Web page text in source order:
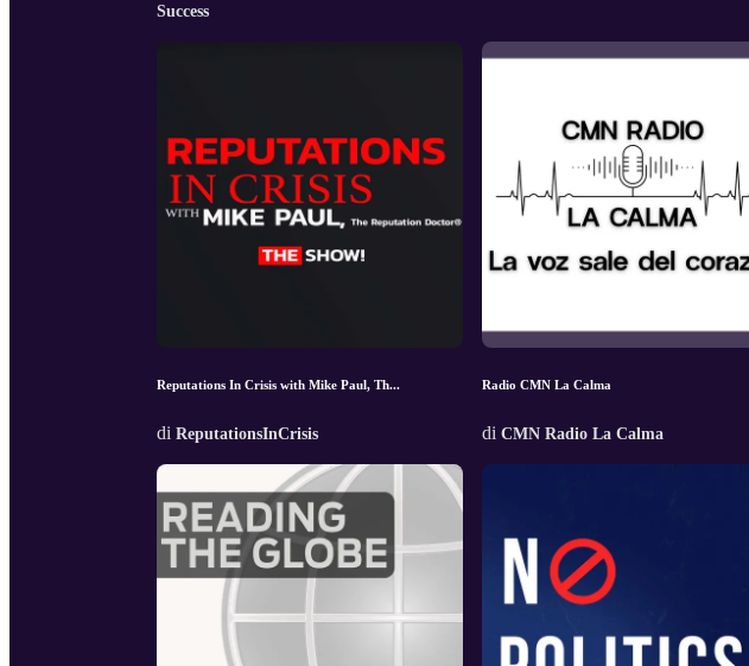
Success
Reputations In Crisis with Mike Paul, Th...
di ReputationsInCrisis
Radio CMN La Calma
di CMN Radio La Calma